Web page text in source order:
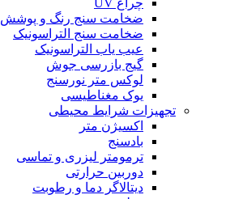
ضخامت سنج رنگ و پوشش
ضخامت سنج التراسونیک
عیب یاب التراسونیک
گیج بازرسی جوش
لوکس متر نورسنج
یوک مغناطیسی
تجهیزات شرایط محیطی
اکسیژن متر
بادسنج
ترمومتر لیزری و تماسی
دوربین حرارتی
دیتالاگر دما و رطوبت